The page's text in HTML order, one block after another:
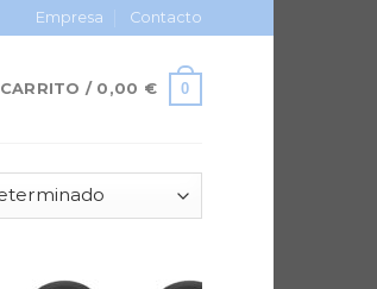
Empresa Contacto
CARRITO / 0,00 € 0